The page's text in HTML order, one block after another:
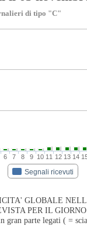
di tipo "C"
Segnali ricevuti
6 7 8 9 10 11 12 13 14
GLOBALE
PER IL
gran parte legati ( =